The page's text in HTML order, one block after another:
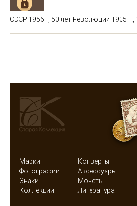
СССР 1956 г, 50 лет Революции 1905 г.,
Марки Конверты
Фотографии
Аксессуары
Знаки
Монеты
Коллекции
Литература